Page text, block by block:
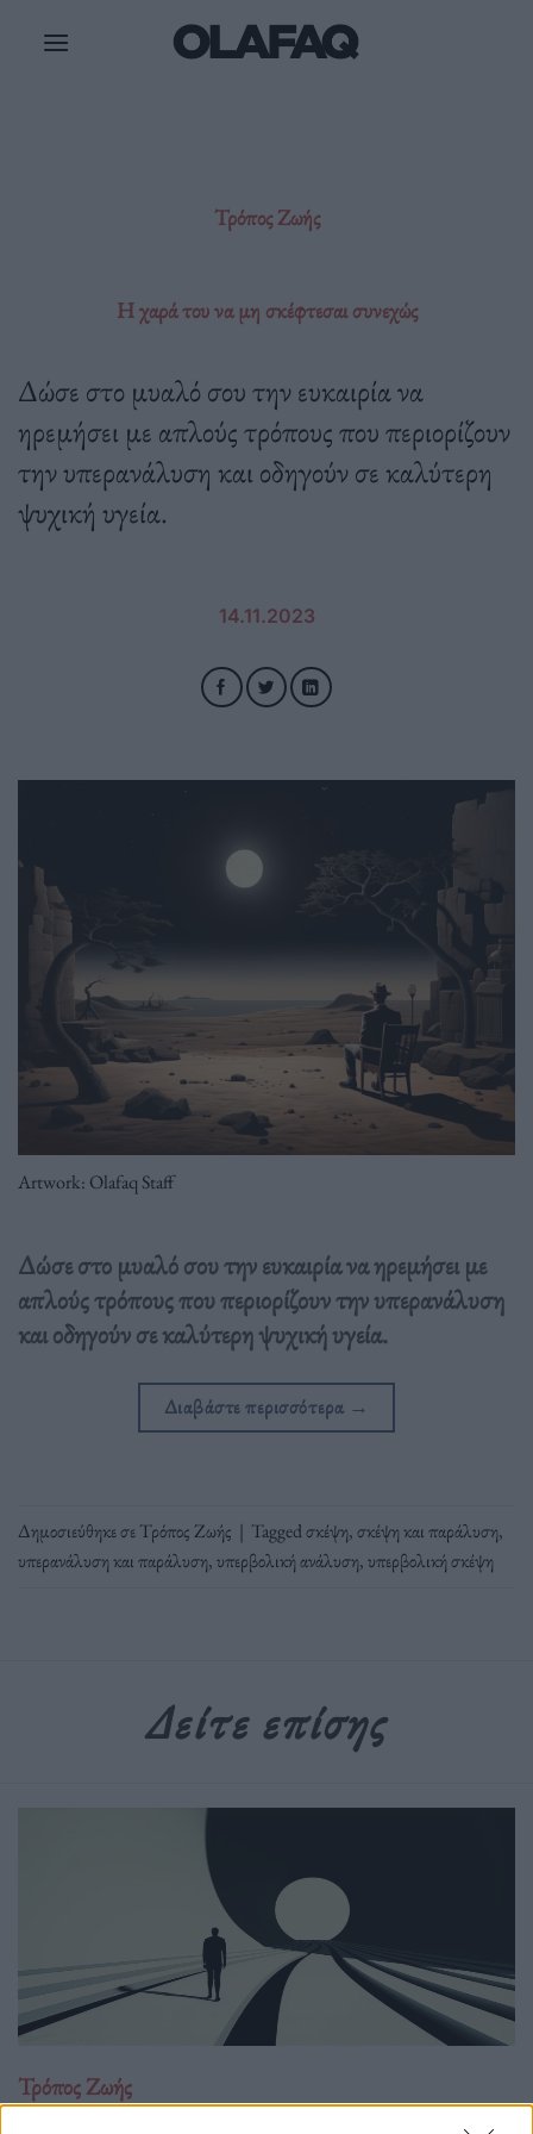
Τρόπος Ζωής
Η χαρά του να μη σκέφτεσαι συνεχώς
Δώσε στο μυαλό σου την ευκαιρία να
ηρεμήσει με απλούς τρόπους που περιορίζουν
την υπερανάλυση και οδηγούν σε καλύτερη
ψυχική υγεία.
14.11.2023
Artwork: Οlafaq Staff
Δώσε στο μυαλό σου την ευκαιρία να ηρεμήσει με
απλούς τρόπους που περιορίζουν την υπερανάλυση
και οδηγούν σε καλύτερη ψυχική υγεία.
Διαβάστε περισσότερα →
Δημοσιεύθηκε σεΤρόπος Ζωής | Taggedσκέψη,σκέψη και παράλυση,
υπερανάλυση και παράλυση,υπερβολική ανάλυση,υπερβολική σκέψη
Δείτε επίσης
Τρόπος Ζωής